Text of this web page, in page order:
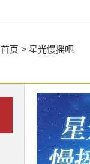
首页 > 星光慢摇吧